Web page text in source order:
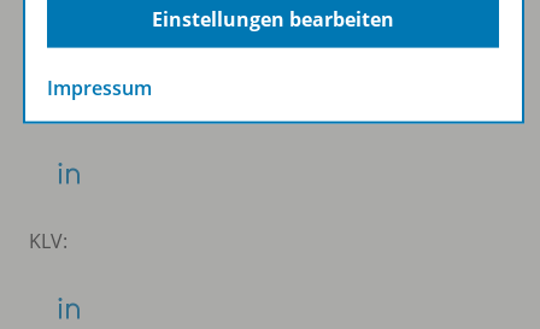
WSS:
KLV:
Einstellungen bearbeiten
Impressum